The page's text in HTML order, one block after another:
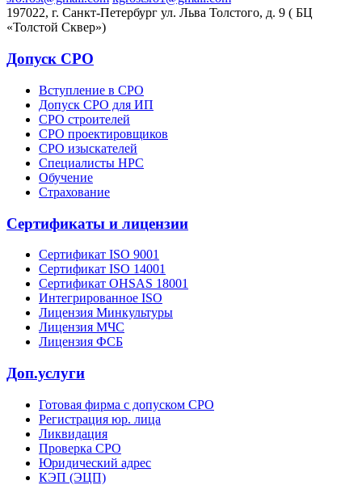
197022, г. Санкт-Петербург ул. Льва Толстого, д. 9 ( БЦ
«Толстой Сквер»)
Допуск СРО
Вступление в СРО
Допуск СРО для ИП
СРО строителей
СРО проектировщиков
СРО изыскателей
Специалисты НРС
Обучение
Страхование
Сертификаты и лицензии
Сертификат ISO 9001
Сертификат ISO 14001
Сертификат OHSAS 18001
Интегрированное ISO
Лицензия Минкультуры
Лицензия МЧС
Лицензия ФСБ
Доп.услуги
Готовая фирма с допуском СРО
Регистрация юр. лица
Ликвидация
Проверка СРО
Юридический адрес
КЭП (ЭЦП)